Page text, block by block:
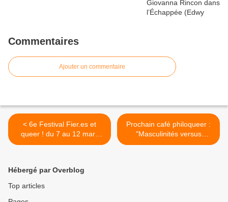
Commentaires
Ajouter un commentaire
< 6e Festival Fier.es et
queer ! du 7 au 12 mars
2025
Prochain café philoqueer :
"Masculinités versus
masculinisme ?" >
Hébergé par Overblog
Top articles